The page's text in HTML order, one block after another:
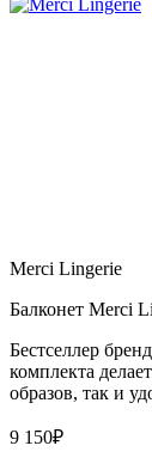
Merci Lingerie
Балконет Merci
Бестселлер
комплекта
образов, так и
9 150₽